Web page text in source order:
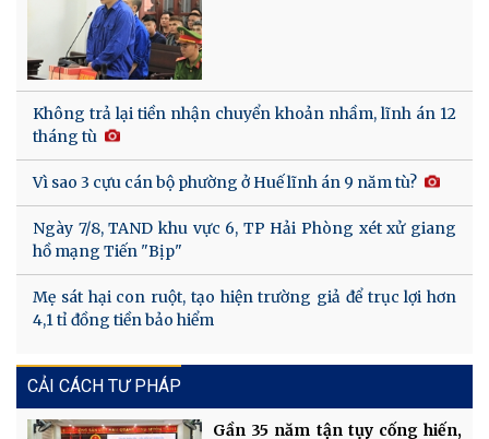
Không trả lại tiền nhận chuyển khoản nhầm, lĩnh án 12
tháng tù
Vì sao 3 cựu cán bộ phường ở Huế lĩnh án 9 năm tù?
Ngày 7/8, TAND khu vực 6, TP Hải Phòng xét xử giang
hồ mạng Tiến "Bịp"
Mẹ sát hại con ruột, tạo hiện trường giả để trục lợi hơn
4,1 tỉ đồng tiền bảo hiểm
CẢI CÁCH TƯ PHÁP
Gần 35 năm tận tụy cống hiến,